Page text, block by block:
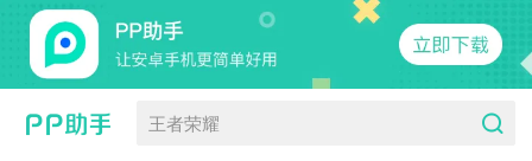
王者荣耀